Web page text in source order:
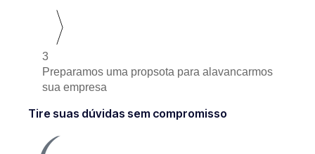
3
Preparamos uma propsota para alavancarmos
sua empresa
Tire suas dúvidas sem compromisso